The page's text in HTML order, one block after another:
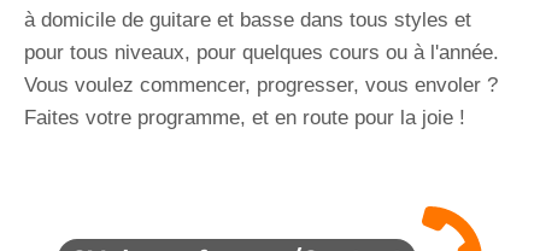
à domicile de guitare et basse dans tous styles et
pour tous niveaux, pour quelques cours ou à l'année.
Vous voulez commencer, progresser, vous envoler ?
Faites votre programme, et en route pour la joie !